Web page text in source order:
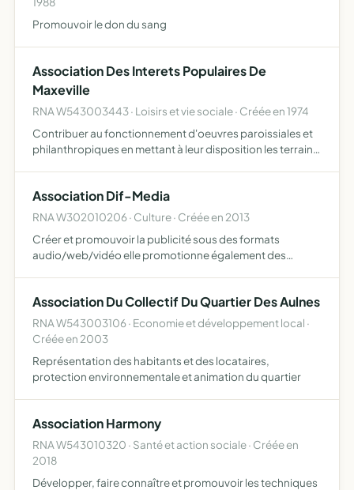
Promouvoir le don du sang
Association Des Interets Populaires De
Maxeville
RNA W543003443 · Loisirs et vie sociale · Créée en 1974
Contribuer au fonctionnement d'oeuvres paroissiales et
philanthropiques en mettant à leur disposition les terrains
Association Dif-Media
RNA W302010206 · Culture · Créée en 2013
Créer et promouvoir la publicité sous des formats
audio/web/vidéo elle promotionne également des
Association Du Collectif Du Quartier Des Aulnes
RNA W543003106 · Economie et développement local ·
Créée en 2003
Représentation des habitants et des locataires,
protection environnementale et animation du quartier
Association Harmony
RNA W543010320 · Santé et action sociale · Créée en
2018
Développer, faire connaître et promouvoir les techniques